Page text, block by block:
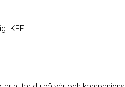
IKFF